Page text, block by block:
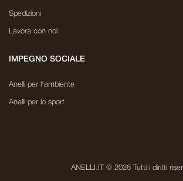
Spedizioni
Lavora con noi
IMPEGNO SOCIALE
Anelli per l'ambiente
Anelli per lo sport
ANELLI.IT © 2026 Tutti i diritti